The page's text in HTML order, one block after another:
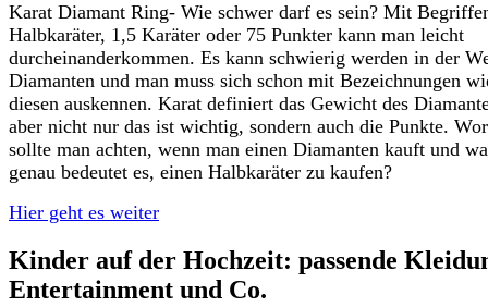
Karat Diamant Ring- Wie schwer darf es sein? Mit
Halbkaräter, 1,5 Karäter oder 75 Punkter kann man leicht
durcheinanderkommen. Es kann schwierig werden in der
Diamanten und man muss sich schon mit Bezeichnungen
diesen auskennen. Karat definiert das Gewicht des
aber nicht nur das ist wichtig, sondern auch die Punkte.
sollte man achten, wenn man einen Diamanten kauft und
genau bedeutet es, einen Halbkaräter zu kaufen?
Hier geht es weiter
Kinder auf der Hochzeit: passende
Entertainment und Co.